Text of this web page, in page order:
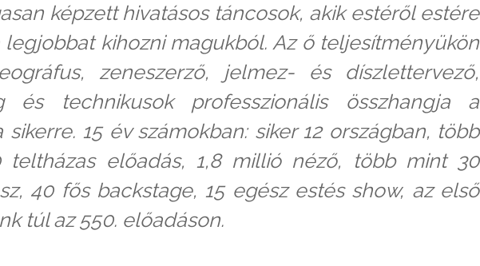
képzett hivatásos táncosok, akik estéről estére
legjobbat kihozni magukból. Az ő teljesítményükön
zeneszerző, jelmez- és díszlettervező,
és technikusok professzionális összhangja a
sikerre. 15 év számokban: siker 12 országban, több
teltházas előadás, 1,8 millió néző, több mint 30
40 fős backstage, 15 egész estés show, az első
túl az 550. előadáson.